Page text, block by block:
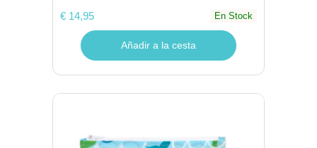
€ 14,95
En Stock
Añadir a la cesta